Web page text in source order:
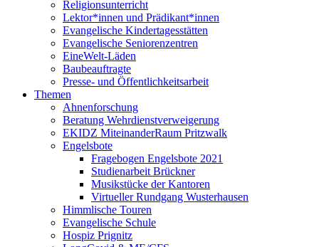
Religionsunterricht
Lektor*innen und Prädikant*innen
Evangelische Kindertagesstätten
Evangelische Seniorenzentren
EineWelt-Läden
Baubeauftragte
Presse- und Öffentlichkeitsarbeit
Themen
Ahnenforschung
Beratung Wehrdienstverweigerung
EKIDZ MiteinanderRaum Pritzwalk
Engelsbote
Fragebogen Engelsbote 2021
Studienarbeit Brückner
Musikstücke der Kantoren
Virtueller Rundgang Wusterhausen
Himmlische Touren
Evangelische Schule
Hospiz Prignitz